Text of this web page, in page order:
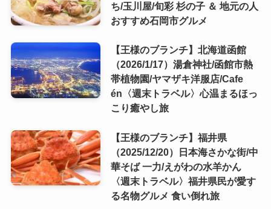
ち/玉川屋/旬彩 杉の子 ＆ 地元の人
おすすめ石岡市グルメ
【王様のブランチ】北海道函館
（2026/1/17）湯倉神社/函館市熱
帯植物園/ヤマザキ洋服店/Cafe
én〈週末トラベル〉心温まるほっ
こり癒やし旅
【王様のブランチ】福井県
（2025/12/20）日本海さかな街/中
華そば 一力/えがわの水羊かん
〈週末トラベル〉福井県民が愛す
る名物グルメ 食い倒れ旅